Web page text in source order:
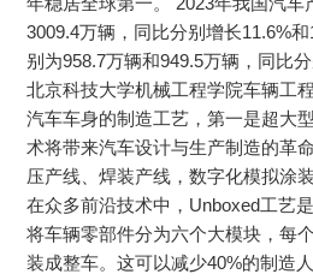
3009.4万辆，同比分别增长11.6%
别为958.7万辆和949.5万辆，同比
北京科技大学机械工程学院车辆工
汽车车身的制造工艺，第一是超大
术将带来汽车设计与生产制造的革
压产线、焊装产线，数字化模拟涂装
在众多前沿技术中，Unboxed工艺
将车辆零部件分为六个大模块，每
装成整车。这可以减少40%的制造